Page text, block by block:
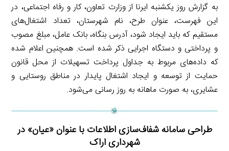
به گزارش روز یکشنبه ایرنا از وزارت تعاون، کار و رفاه اجتماعی، در
این فهرست، عنوان طرح، نام شهرستان، تعداد اشتغال‌های
مستقیم که باید ایجاد شود، آدرس بنگاه، بانک عامل، مبلغ مصوب
و پرداختی و دستگاه اجرایی ذکر شده است. همچنین اعلام شده
که داده‌های مربوط به جداول پرداخت تسهیلات از محل قانون
حمایت از توسعه و ایجاد اشتغال پایدار در مناطق روستایی و
عشایری، به صورت ماهانه به روز رسانی می‌شود.
طراحی سامانه شفاف‌سازی اطلاعات با عنوان «عیان» در
شهرداری اراک